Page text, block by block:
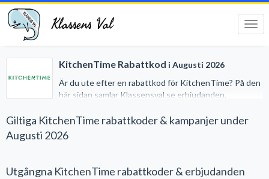
Klassens Val
KitchenTime Rabattkod i Augusti 2026
Är du ute efter en rabattkod för KitchenTime? På den
här sidan samlar Klassensval.se erbjudanden,
använda för att spara pengar vid nästa beställning av
köksprodukter. Det behövs inget studentkort för att
utnyttja dessa rabatter.
Giltiga KitchenTime rabattkoder & kampanjer under
Augusti 2026
Utgångna KitchenTime rabattkoder & erbjudanden